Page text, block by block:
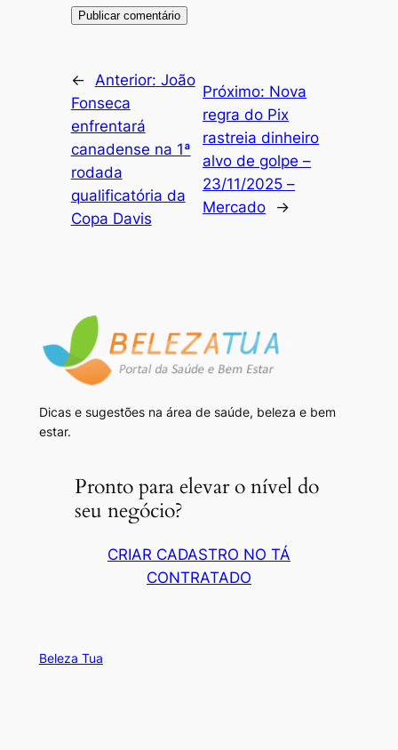
← Anterior: João
Fonseca
enfrentará
canadense na 1ª
rodada
qualificatória da
Copa Davis
Próximo: Nova
regra do Pix
rastreia dinheiro
alvo de golpe –
23/11/2025 –
Mercado
→
Dicas e sugestões na área de saúde, beleza e bem
estar.
Pronto para elevar o nível do
seu negócio?
CRIAR CADASTRO NO TÁ
CONTRATADO
Beleza Tua